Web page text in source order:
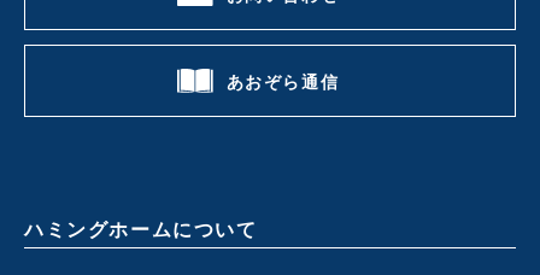
あおぞら通信
ハミングホームについて